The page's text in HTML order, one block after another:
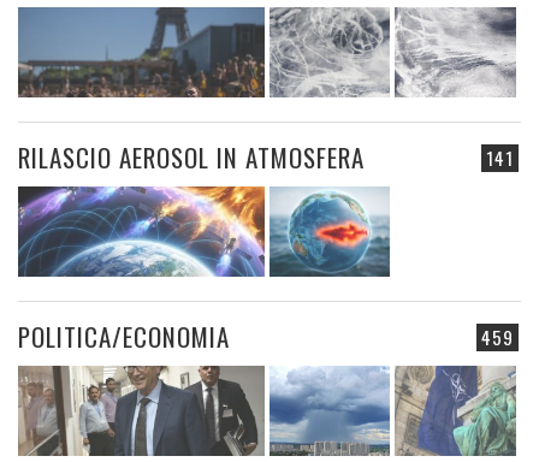
141
RILASCIO AEROSOL IN ATMOSFERA
459
POLITICA/ECONOMIA